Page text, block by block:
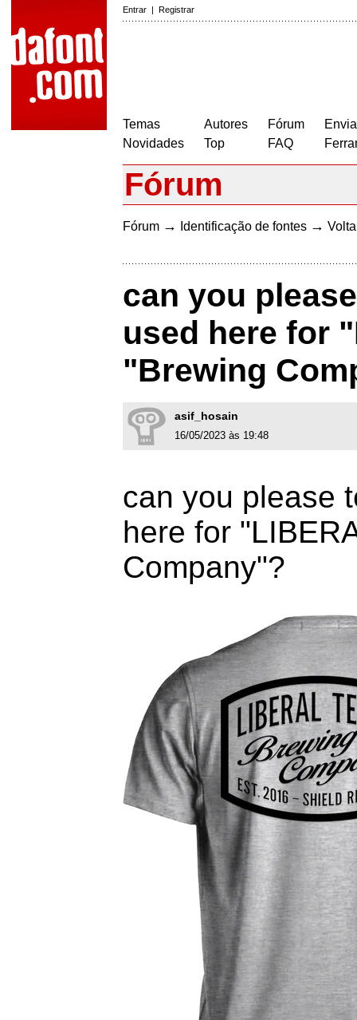
Entrar | Registrar
Temas
Novidades
Autores
Top
Fórum
FAQ
Fórum
Fórum → Identificação de fontes →
can you
used here for
"Brewing
asif_hosain
16/05/2023 às 19:48
can you please
here for
Company"?